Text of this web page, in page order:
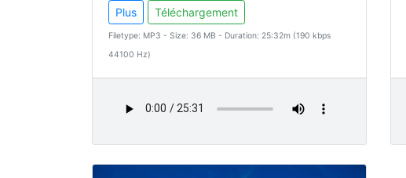
Plus Téléchargement
Filetype: MP3 - Size: 36 MB - Duration: 25:32m (190 kbps
44100 Hz)